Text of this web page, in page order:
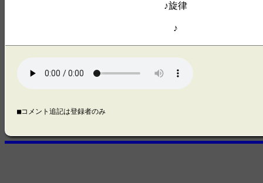
♪旋律
♪
■コメント追記は登録者のみ